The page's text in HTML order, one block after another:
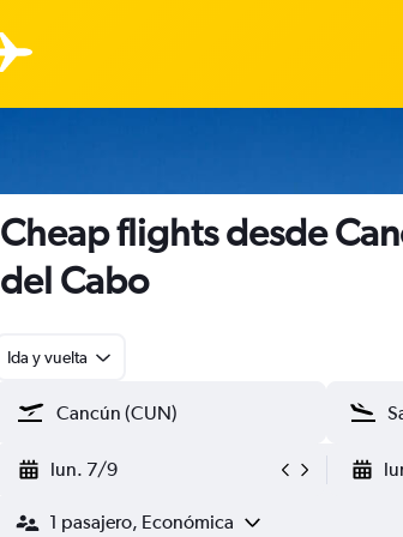
Cheap flights desde
del Cabo
Ida y vuelta
lun. 7/9
1 pasajero, Económica